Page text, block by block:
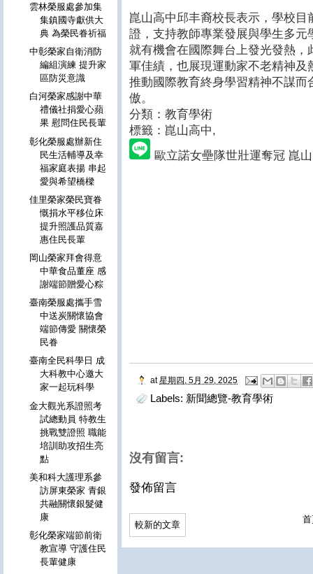
崑山高中邱丰裔校長表示，學校
證，支持教師專業發展與學生多
就有機會在國際舞台上發光發熱
軍佳績，也展現運動家不老精神
推動國際教育終身學習精神不謀
傲。
分類：教育學術
標籤：崑山高中,
歐立諾女壘隊世壯運奪冠 崑
at 星期四, 5月 29, 2025
Labels: 新聞總覽-教育學術
沒有留言:
發佈留言
較新的文章
雲林榮服處參加集
集鎮國寺獻供大
典 為榮民眷祈福
中彰榮家自衛消防
編組演練 提升家
區防災意識
白河榮家感謝中華
禮儀社捐愛心蘋
果 慰問住民長輩
彰化榮服處辦新住
民生活輔導及幸
福家庭表揚 串起
愛與希望橋樑
佳里榮家榮民寶眷
慨捐水平移位床
提升照護品質嘉
惠住民長輩
岡山榮家拜會得意
中華食品董座 感
謝端節贈愛心粽
臺南榮服處攜手雪
中送炭關懷協會
端節傳愛 關懷榮
民眷
臺南全民科學日 成
大科教中心邀大
家一起玩科學
金大觀光系證照考
試總動員 特教生
挑戰雙證照 職能
培訓助攻招生亮
點
美和科大護理系參
訪屏東榮家 青銀
共融關懷銀髮健
康
彰化榮家端節前衛
教宣導 守護住民
長輩健康